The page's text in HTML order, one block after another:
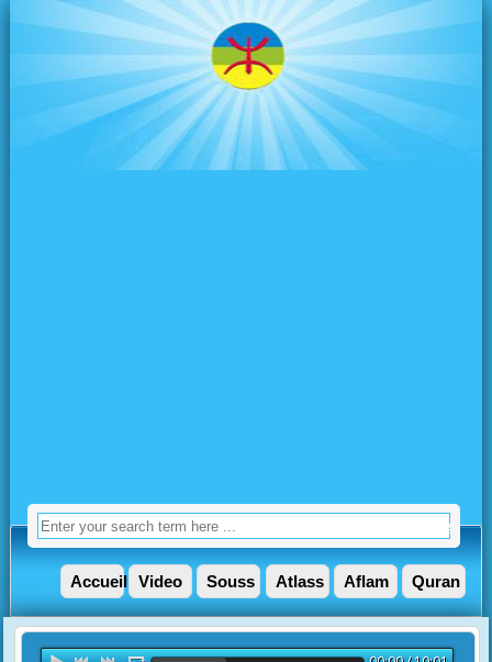
Accueil Video Souss Atlass Aflam Quran